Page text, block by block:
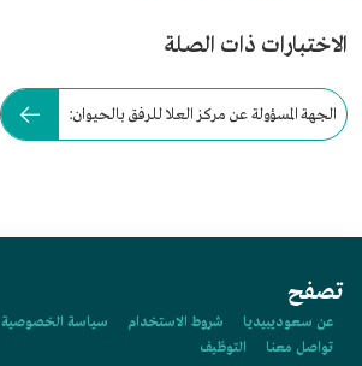
الاختبارات ذات الصلة
الجهة المسؤولة عن مركز العلا للرفق بالحيوان:
تصفح
عن سعوديبيديا شروط الاستخدام سياسة الخصوصية
تواصل معنا
التوظيف